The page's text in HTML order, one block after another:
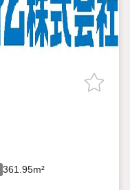
361.95m²